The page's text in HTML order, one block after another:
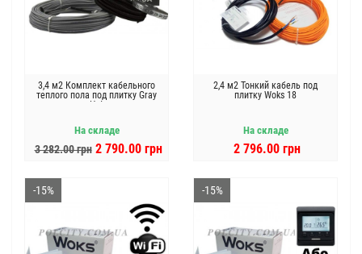
3,4 м2 Комплект кабельного
теплого пола под плитку Gray
Hot
На складе
3 282.00 грн 2 790.00 грн
2,4 м2 Тонкий кабель под
плитку Woks 18
На складе
2 796.00 грн
-15% -15%